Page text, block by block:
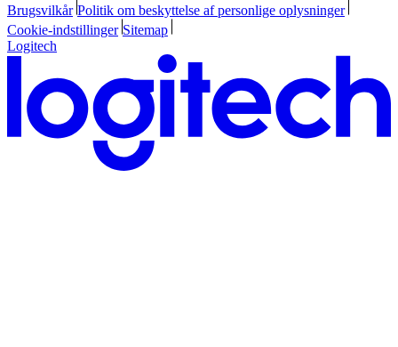
Brugsvilkår Politik om beskyttelse af personlige oplysninger
Cookie-indstillinger Sitemap
Logitech